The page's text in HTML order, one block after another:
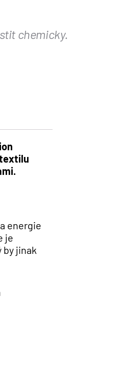
chemicky.
energie
je
jinak